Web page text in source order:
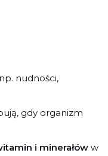
nudności,
gdy organizm
i minerałów w